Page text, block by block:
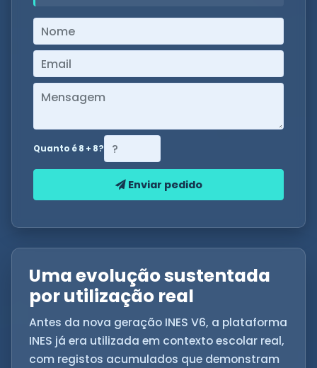
Quanto é 8 + 8?
Enviar pedido
Uma evolução sustentada
por utilização real
Antes da nova geração INES V6, a plataforma
INES já era utilizada em contexto escolar real,
com registos acumulados que demonstram